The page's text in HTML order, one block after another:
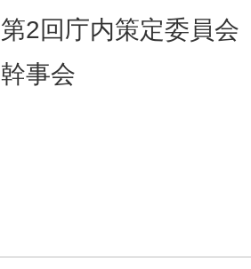
第2回庁内策定委員会
幹事会